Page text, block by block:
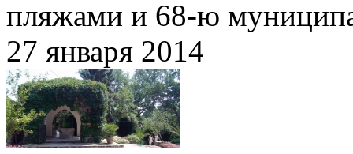
пляжами и 68-ю
27 января 2014